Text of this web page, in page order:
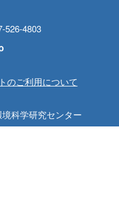
526-4803
のご利用について
科学研究センター